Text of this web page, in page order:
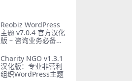
Reobiz WordPress
主题 v7.0.4 官方汉化
版 – 咨询业务必备主
Charity NGO v1.3.1
汉化版：专业非营利
组织WordPress主题